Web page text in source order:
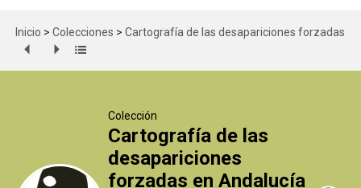
Inicio > Colecciones > Cartografía de las desapariciones forzadas
Colección
Cartografía de las
desapariciones
forzadas en Andalucía